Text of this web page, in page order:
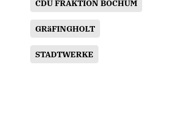
CDU FRAKTION BOCHUM
GRäFINGHOLT
STADTWERKE